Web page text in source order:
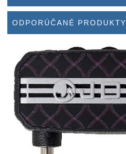
ODPORÚČANÉ PRODUKTY